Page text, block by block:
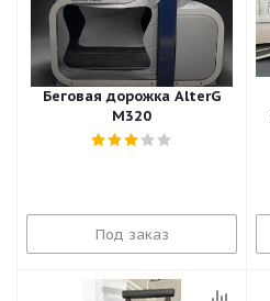
Беговая дорожка AlterG
M320
Под заказ